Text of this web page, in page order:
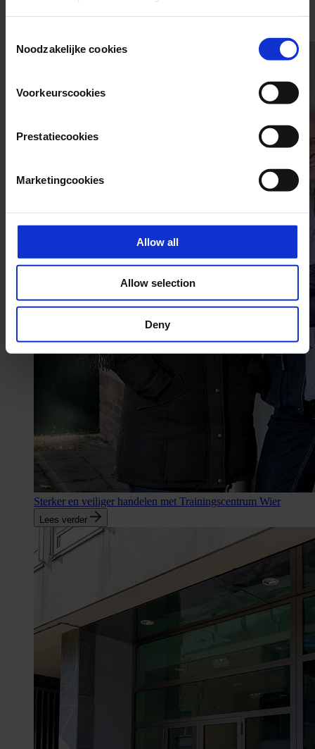
Selection
Noodzakelijke cookies
Voorkeurscookies
Prestatiecookies
Marketingcookies
Allow all
Allow selection
Deny
Het laatste nieuws
Sterker en veiliger handelen met Trainingscentrum Wier
Lees verder